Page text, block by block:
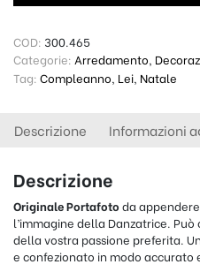
COD: 300.465
Categorie: Arredamento,
Tag: Compleanno Lei Natale
Descrizione Informazioni
Descrizione
Originale Portafoto da
l’immagine della Danzatrice.
della vostra passione preferita.
e confezionato in modo accurato